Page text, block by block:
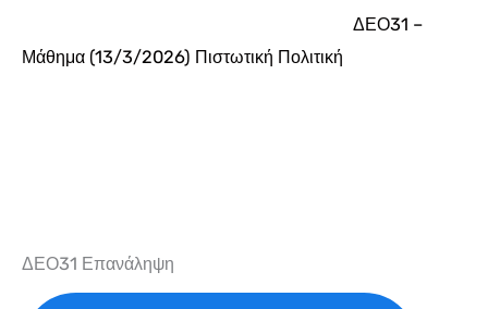
ΔΕΟ31 –
Μάθημα (13/3/2026) Πιστωτική Πολιτική
ΔΕΟ31 Επανάληψη